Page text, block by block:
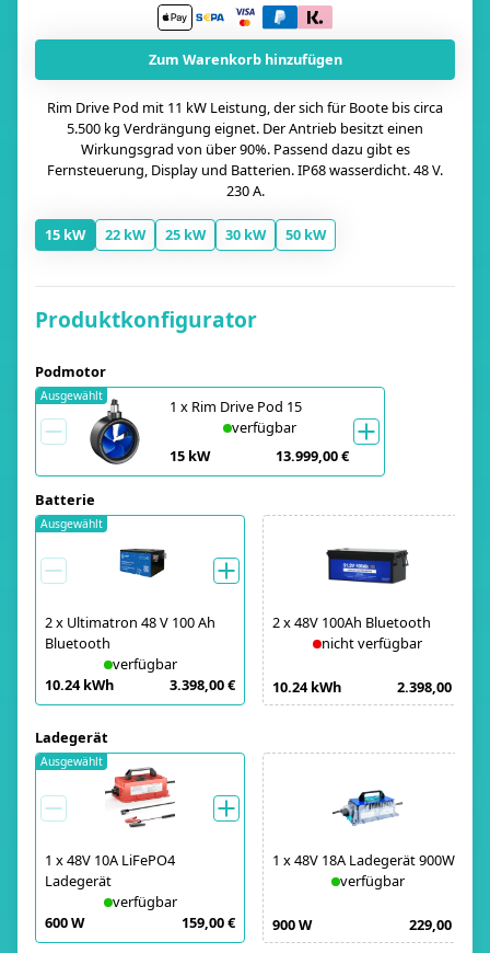
Zum Warenkorb hinzufügen
Rim Drive Pod mit 11 kW Leistung, der sich für Boote bis circa
5.500 kg Verdrängung eignet. Der Antrieb besitzt einen
Wirkungsgrad von über 90%. Passend dazu gibt es
Fernsteuerung, Display und Batterien. IP68 wasserdicht. 48 V.
230 A.
15 kW 22 kW 25 kW 30 kW 50 kW
Produktkonfigurator
Podmotor
1 x Rim Drive Pod 15
verfügbar
15 kW
13.999,00 €
Ausgewählt
Batterie
2x Ultimatron 48 V 100 Ah
Bluetooth
verfügbar
10.24 kWh
3.398,00 €
Ausgewählt
2x48V 100Ah Bluetooth
nicht verfügbar
10.24 kWh 2.398,00 €
Ladegerät
1 x48V 10A LiFePO4
Ladegerät
verfügbar
600 W
159,00 €
Ausgewählt
1 x48V 18A Ladegerät 900W
verfügbar
900 W 229,00 €